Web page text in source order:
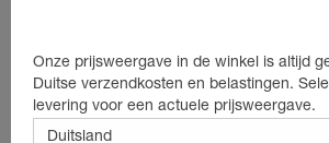
Beschreibung
Onze prijsweergave in de winkel is altijd
Duitse verzendkosten en belastingen.
levering voor een actuele prijsweergave.